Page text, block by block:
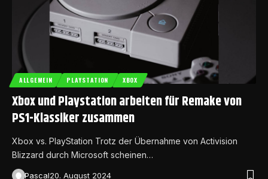
ALLGEMEIN PLAYSTATION XBOX
Xbox und Playstation arbeiten für Remake von
PS1-Klassiker zusammen
Xbox vs. PlayStation Trotz der Übernahme von Activision
Blizzard durch Microsoft scheinen…
Pascal20. August 2024